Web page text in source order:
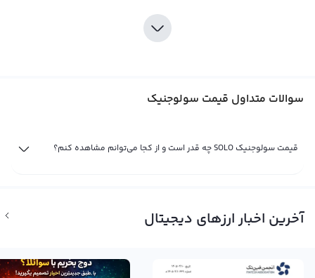
سال 2019 رونمایی شده است و به سرعت توجه صنعت رمزارزها را به خود جلب کرده
قیمت سولوجنیک همانند سایر رمزارزها تحت تأثیر تقاضا و عرضه در بازار قرار دارد. هر
جدید، عرضه سولوجنیک نسبت به سایر ارزها کمتر است که این می‌تواند به بالارفتن
قوانین و مقررات در کشورها اشاره کرد که هرکدام می‌توانند تأثیرات قابل ملاحظه‌ای
قیمت لحظه ای سولوجنیک
سوالات متداول قیمت سولوجنیک
قیمت سولوجنیک SOLO چه قدر است و از کجا می‌توانم مشاهده کنم؟
آخرین اخبار ارزهای دیجیتال